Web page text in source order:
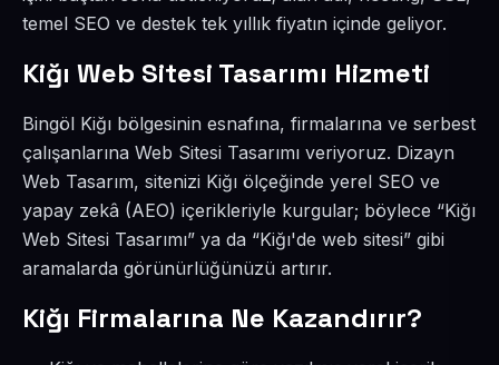
temel SEO ve destek tek yıllık fiyatın içinde geliyor.
Kiğı Web Sitesi Tasarımı Hizmeti
Bingöl Kiğı bölgesinin esnafına, firmalarına ve serbest
çalışanlarına Web Sitesi Tasarımı veriyoruz. Dizayn
Web Tasarım, sitenizi Kiğı ölçeğinde yerel SEO ve
yapay zekâ (AEO) içerikleriyle kurgular; böylece “Kiğı
Web Sitesi Tasarımı” ya da “Kiğı'de web sitesi” gibi
aramalarda görünürlüğünüzü artırır.
Kiğı Firmalarına Ne Kazandırır?